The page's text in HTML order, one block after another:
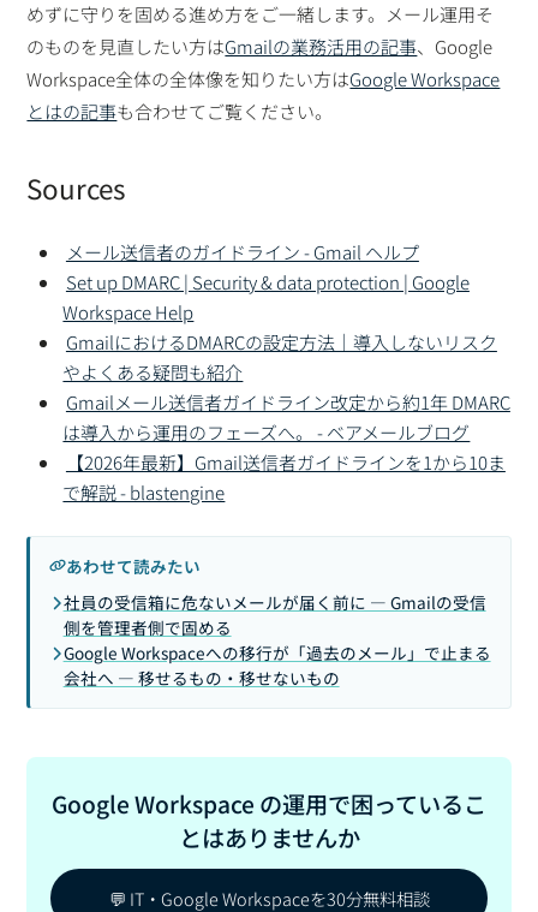
めずに守りを固める進め方をご一緒します。メール運用そ
のものを見直したい方はGmailの業務活用の記事、Google
Workspace全体の全体像を知りたい方はGoogle Workspace
とはの記事も合わせてご覧ください。
Sources
メール送信者のガイドライン - Gmail ヘルプ
Set up DMARC | Security & data protection | Google
Workspace Help
GmailにおけるDMARCの設定方法｜導入しないリスク
やよくある疑問も紹介
Gmailメール送信者ガイドライン改定から約1年 DMARC
は導入から運用のフェーズへ。 - ベアメールブログ
【2026年最新】Gmail送信者ガイドラインを1から10ま
で解説 - blastengine
あわせて読みたい
社員の受信箱に危ないメールが届く前に — Gmailの受信
側を管理者側で固める
Google Workspaceへの移行が「過去のメール」で止まる
会社へ — 移せるもの・移せないもの
Google Workspace の運用で困っているこ
とはありませんか
💬 IT・Google Workspaceを30分無料相談